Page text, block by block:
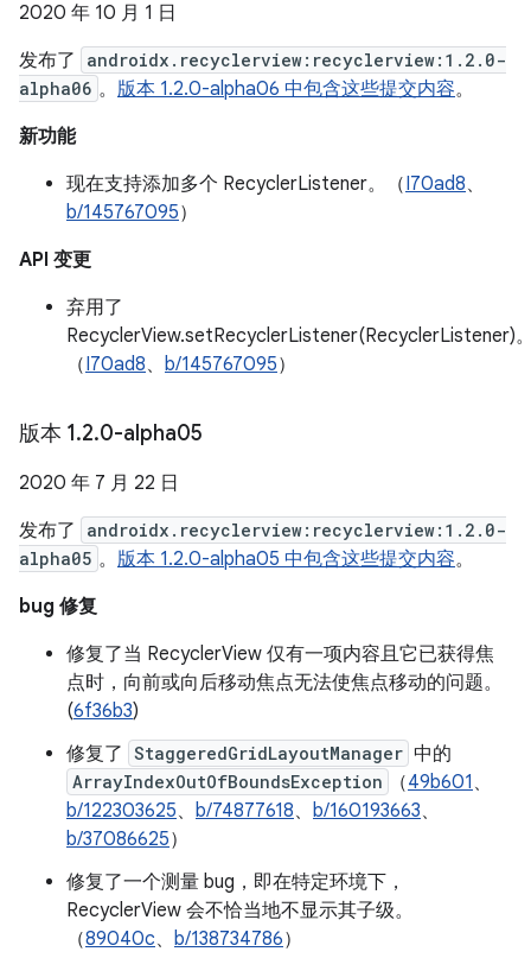
2020 年 10 月 1 日
发布了
androidx.recyclerview:recyclerview:1.2.0-
alpha06 。 版本 1.2.0-alpha06 中包含这些提交内容。
新功能
现在支持添加多个 RecyclerListener。（I70ad8、
b/145767095）
API 变更
弃用了
RecyclerView.setRecyclerListener(RecyclerListener)
（I70ad8、 b/145767095）
版本 1.2.0-alpha05
2020 年 7 月 22 日
发布了
androidx.recyclerview:recyclerview:1.2.0-
alpha05 。 版本 1.2.0-alpha05 中包含这些提交内容。
bug 修复
修复了当 RecyclerView 仅有一项内容且它已获得焦
点时，向前或向后移动焦点无法使焦点移动的问题。
(6f36b3)
修复了 StaggeredGridLayoutManager 中的
ArrayIndexOutOfBoundsException （49b601 、
b/122303625、 b/74877618、 b/160193663、
b/37086625）
修复了一个测量 bug，即在特定环境下，
RecyclerView 会不恰当地不显示其子级。
（89040c、 b/138734786）